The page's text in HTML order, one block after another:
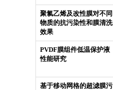
聚氯乙烯及改性膜对不同
物质的抗污染性和膜清洗
效果
PVDF膜组件低温保护液
性能研究
基于移动网格的超滤膜污